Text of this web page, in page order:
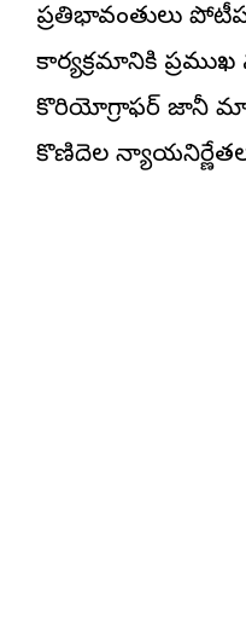
ప్రతిభావంతులు
కార్యక్రమానికి
కొరియోగ్రాఫర్ జానీ
కొణిదెల